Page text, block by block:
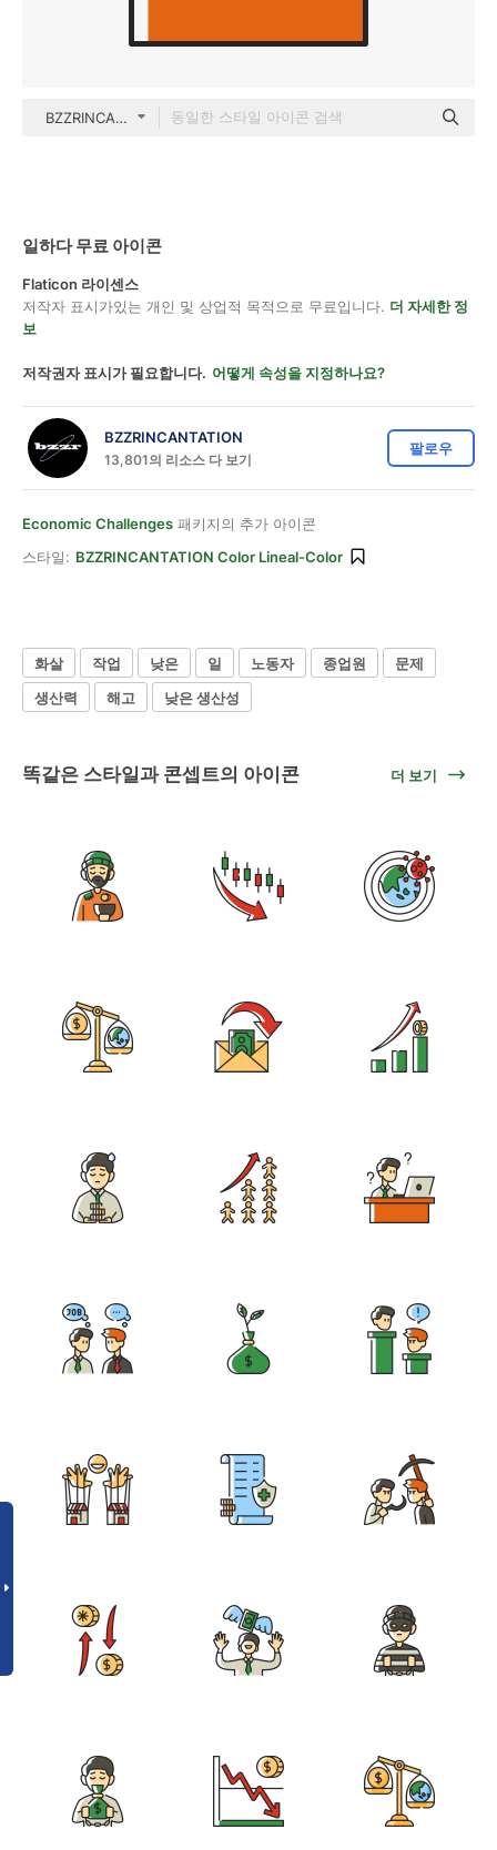
BZZRINCANTATION color lineal-color
일하다 무료 아이콘
Flaticon 라이센스
저작자 표시가있는 개인 및 상업적 목적으로 무료입니다. 더 자세한 정
보
저작권자 표시가 필요합니다. 어떻게 속성을 지정하나요?
BZZRINCANTATION
13,801의 리소스 다 보기
팔로우
Economic Challenges 패키지의 추가 아이콘
스타일: BZZRINCANTATION Color Lineal-Color
화살 작업 낮은 일 노동자 종업원
문제
생산력
해고 낮은 생산성
똑같은 스타일과 콘셉트의 아이콘 더 보기